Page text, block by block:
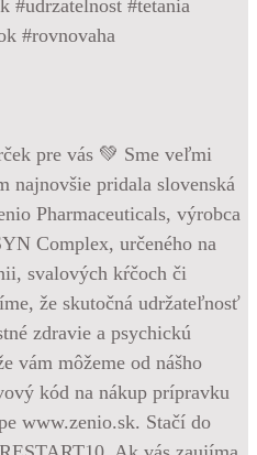
pre vás 💚 Sme veľmi
najnovšie pridala slovenská
Pharmaceuticals, výrobca
Complex, určeného na
svalových kŕčoch či
že skutočná udržateľnosť
zdravie a psychickú
vám môžeme od nášho
kód na nákup prípravku
www.zenio.sk. Stačí do